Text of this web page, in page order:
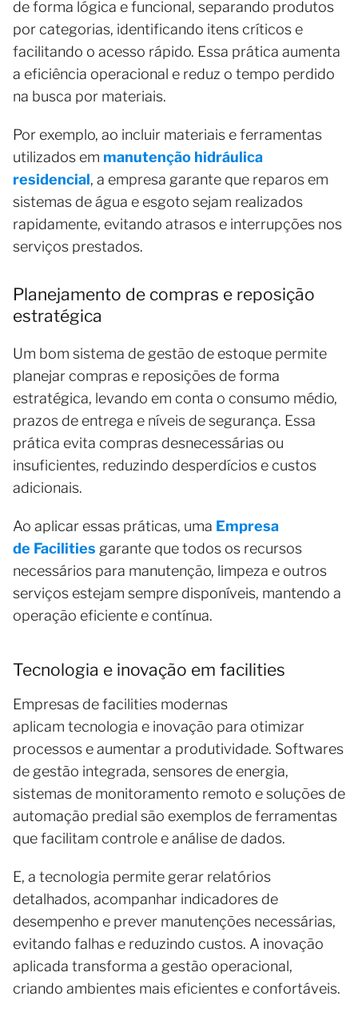
de forma lógica e funcional, separando produtos
por categorias, identificando itens críticos e
facilitando o acesso rápido. Essa prática aumenta
a eficiência operacional e reduz o tempo perdido
na busca por materiais.
Por exemplo, ao incluir materiais e ferramentas
utilizados em manutenção hidráulica
residencial, a empresa garante que reparos em
sistemas de água e esgoto sejam realizados
rapidamente, evitando atrasos e interrupções nos
serviços prestados.
Planejamento de compras e reposição
estratégica
Um bom sistema de gestão de estoque permite
planejar compras e reposições de forma
estratégica, levando em conta o consumo médio,
prazos de entrega e níveis de segurança. Essa
prática evita compras desnecessárias ou
insuficientes, reduzindo desperdícios e custos
adicionais.
Ao aplicar essas práticas, uma Empresa
de Facilities garante que todos os recursos
necessários para manutenção, limpeza e outros
serviços estejam sempre disponíveis, mantendo a
operação eficiente e contínua.
Tecnologia e inovação em facilities
Empresas de facilities modernas
aplicam tecnologia e inovação para otimizar
processos e aumentar a produtividade. Softwares
de gestão integrada, sensores de energia,
sistemas de monitoramento remoto e soluções de
automação predial são exemplos de ferramentas
que facilitam controle e análise de dados.
E, a tecnologia permite gerar relatórios
detalhados, acompanhar indicadores de
desempenho e prever manutenções necessárias,
evitando falhas e reduzindo custos. A inovação
aplicada transforma a gestão operacional,
criando ambientes mais eficientes e confortáveis.